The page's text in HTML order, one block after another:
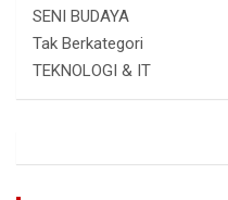
SENI BUDAYA
Tak Berkategori
TEKNOLOGI & IT